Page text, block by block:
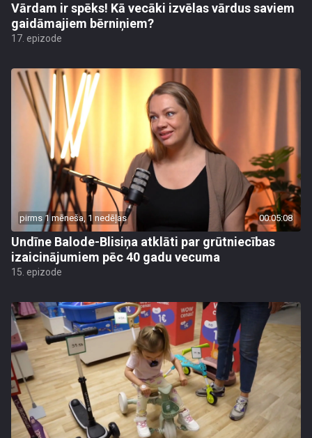
Vārdam ir spēks! Kā vecāki izvēlas vārdus saviem
gaidāmajiem bērniņiem?
17. epizode
pirms 1 mēneša, 1 nedēļas 00:05:08
Undīne Balode-Blisiņa atklāti par grūtniecības
izaicinājumiem pēc 40 gadu vecuma
15. epizode